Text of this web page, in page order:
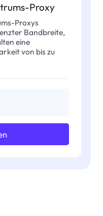
Proxy
Proxys
Bandbreite,
eine
von bis zu